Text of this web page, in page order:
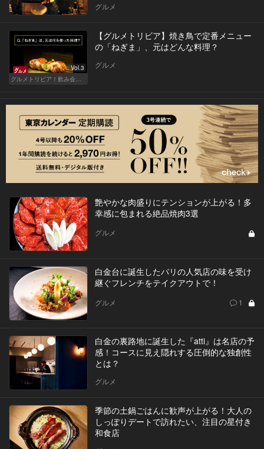
グルメ
Vol.3
【グルメトリビア】焼き鳥で定番メニュー
の「ねぎま」、元はどんな料理？
グルメ
艶やかな肉盛りにテンションが上がる！多
幸感に包まれる絶品焼肉3選
グルメ
白金台に誕生したパリの人気店の味を受け
継ぐフレンチをテイクアウトで！
グルメ 1
白金の裏路地に誕生した『atti』は名店の予
感！コースに見え隠れする圧倒的な独創性
とは？
グルメ
季節の土鍋ごはんに歓声が上がる！大人の
しっぽりデートで訪れたい、注目の星付き
和食店